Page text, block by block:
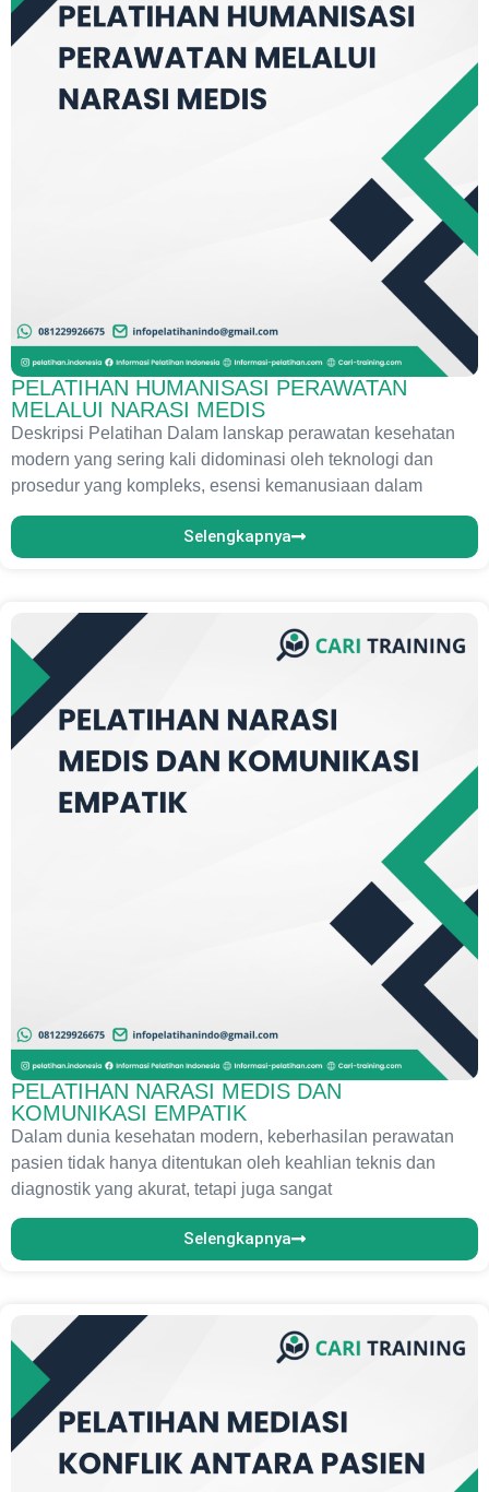
PELATIHAN HUMANISASI PERAWATAN
MELALUI NARASI MEDIS
Deskripsi Pelatihan Dalam lanskap perawatan kesehatan
modern yang sering kali didominasi oleh teknologi dan
prosedur yang kompleks, esensi kemanusiaan dalam
Selengkapnya
PELATIHAN NARASI MEDIS DAN
KOMUNIKASI EMPATIK
Dalam dunia kesehatan modern, keberhasilan perawatan
pasien tidak hanya ditentukan oleh keahlian teknis dan
diagnostik yang akurat, tetapi juga sangat
Selengkapnya